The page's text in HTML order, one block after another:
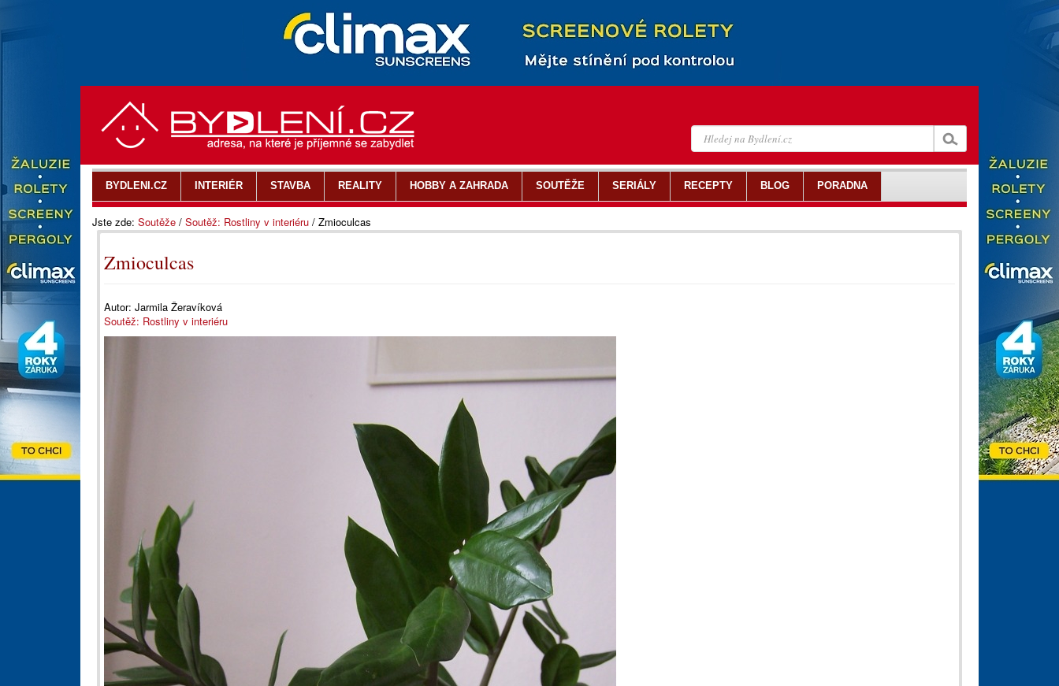
Jste zde: Soutěže / Soutěž: Rostliny v interiéru / Zmioculcas
Zmioculcas
Autor: Jarmila Žeravíková
Soutěž: Rostliny v interiéru
BYDLENI.CZ INTERIÉR STAVBA REALITY HOBBY A ZAHRADA SOUTĚŽE SERIÁLY RECEPTY BLOG PORADNA